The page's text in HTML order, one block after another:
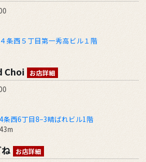
条西５丁目第一秀高ビル１階
Choi お店詳細
条西6丁目8−3晴ばれビル1階
お店詳細